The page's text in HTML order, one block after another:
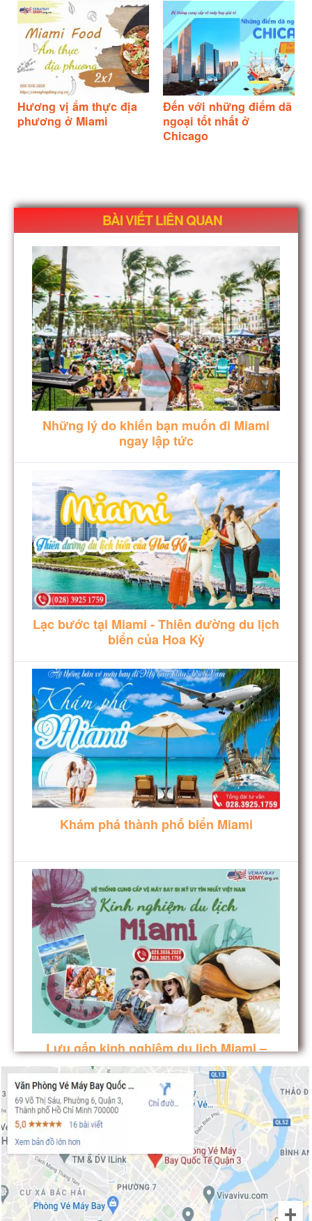
Hương vị ẩm thực địa
phương ở Miami
Đến với những điểm dã
ngoại tốt nhất ở
Chicago
BÀI VIẾT LIÊN QUAN
Những lý do khiến bạn muốn đi Miami
ngay lập tức
Lạc bước tại Miami - Thiên đường du lịch
biển của Hoa Kỳ
Khám phá thành phố biển Miami
Lưu gấp kinh nghiệm du lịch Miami –
Thành phố Phép thuật